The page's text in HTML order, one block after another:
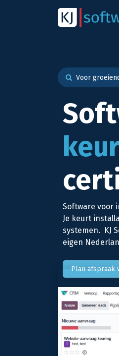
Voor
Software voor
Je keurt
systemen. KJ
eigen
Plan afspraak